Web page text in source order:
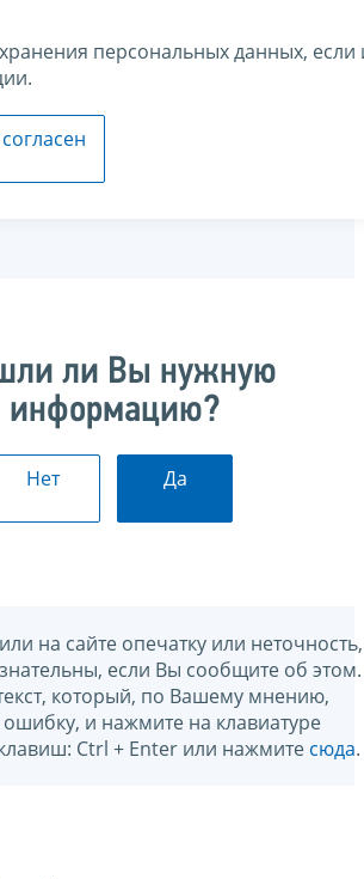
персональных данных,
ли Вы нужную
информацию?
Нет Да
на сайте опечатку или неточность,
если Вы сообщите об этом.
который, по Вашему мнению,
и нажмите на клавиатуре
Ctrl + Enter или нажмите сюда.